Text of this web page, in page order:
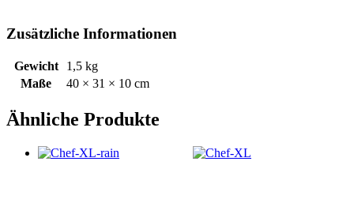
Zusätzliche Informationen
Gewicht
1,5 kg
Maße
40 × 31 × 10 cm
Ähnliche Produkte